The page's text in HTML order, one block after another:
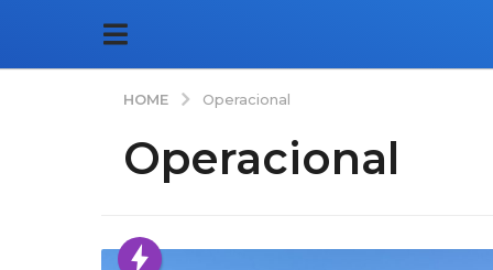
HOME Operacional
Operacional